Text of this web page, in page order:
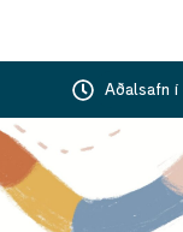
Aðalsafn